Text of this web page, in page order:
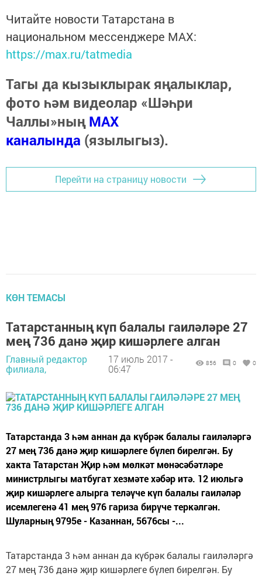
Читайте новости Татарстана в
национальном мессенджере MАХ:
https://max.ru/tatmedia
Тагы да кызыклырак яңалыклар,
фото һәм видеолар «Шәһри
Чаллы»ныңMAX
каналында (язылыгыз).
Перейти на страницу новости
КӨН ТЕМАСЫ
Татарстанның күп балалы гаиләләре 27
мең 736 данә җир кишәрлеге алган
Главный редактор
филиала,
17 июль 2017 -
06:47
856 0 0
Татарстанда 3 һәм аннан да күбрәк балалы гаиләләргә
27 мең 736 данә җир кишәрлеге бүлеп бирелгән. Бу
хакта Татарстан Җир һәм мөлкәт мөнәсәбәтләре
министрлыгы матбугат хезмәте хәбәр итә. 12 июльгә
җир кишәрлеге алырга теләүче күп балалы гаиләләр
исемлегенә 41 мең 976 гариза бирүче теркәлгән.
Шуларның 9795е - Казаннан, 5676сы -...
Татарстанда 3 һәм аннан да күбрәк балалы гаиләләргә
27 мең 736 данә җир кишәрлеге бүлеп бирелгән. Бу